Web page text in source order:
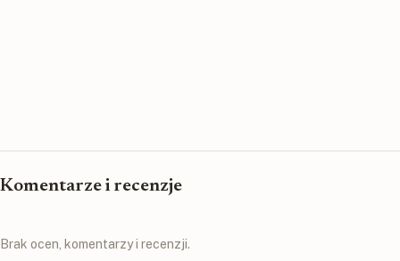
Komentarze i recenzje
Brak ocen, komentarzy i recenzji.